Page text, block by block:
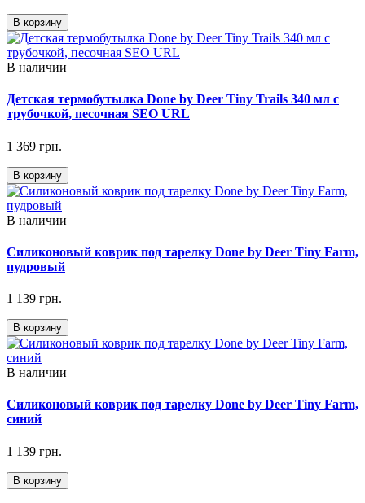
В корзину
В наличии
Детская термобутылка Done by Deer Tiny Trails 340 мл с
трубочкой, песочная SEO URL
1 369 грн.
В корзину
В наличии
Силиконовый коврик под тарелку Done by Deer Tiny Farm,
пудровый
1 139 грн.
В корзину
В наличии
Силиконовый коврик под тарелку Done by Deer Tiny Farm,
синий
1 139 грн.
В корзину